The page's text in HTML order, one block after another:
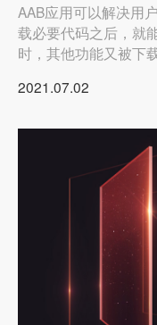
AAB应用可以解决用
载必要代码之后，就
时，其他功能又被下
2021.07.02